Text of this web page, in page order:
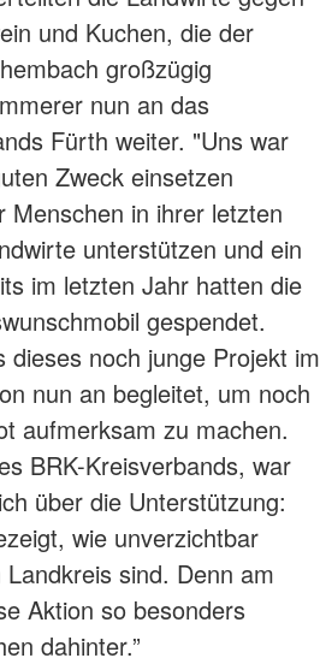
und Kuchen, die der
großzügig
nun an das
Fürth weiter. "Uns war
Zweck einsetzen
Menschen in ihrer letzten
unterstützen und ein
im letzten Jahr hatten die
gespendet.
noch junge Projekt im
nun an begleitet, um noch
aufmerksam zu machen.
BRK-Kreisverbands, war
über die Unterstützung:
wie unverzichtbar
sind. Denn am
Aktion so besonders
dahinter.”